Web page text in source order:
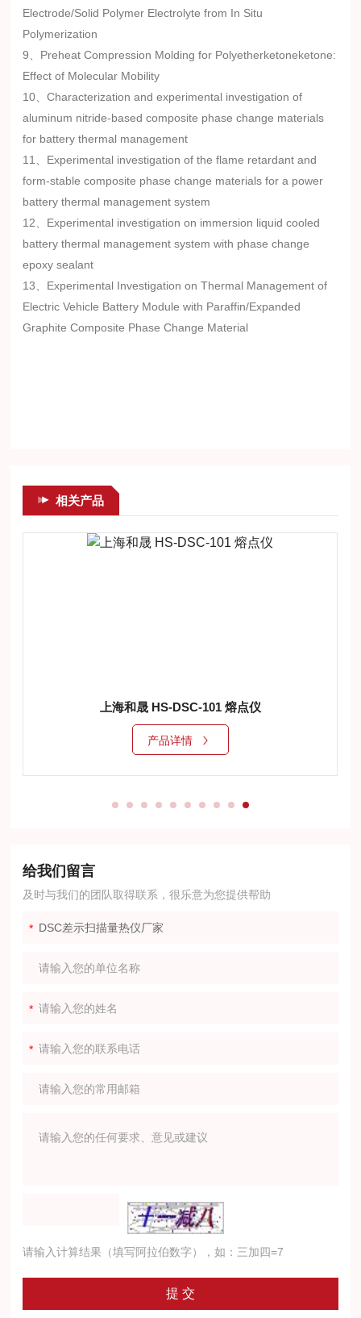
Electrode/Solid Polymer Electrolyte from In Situ
Polymerization
9、Preheat Compression Molding for Polyetherketoneketone:
Effect of Molecular Mobility
10、Characterization and experimental investigation of
aluminum nitride-based composite phase change materials
for battery thermal management
11、Experimental investigation of the flame retardant and
form-stable composite phase change materials for a power
battery thermal management system
12、Experimental investigation on immersion liquid cooled
battery thermal management system with phase change
epoxy sealant
13、Experimental Investigation on Thermal Management of
Electric Vehicle Battery Module with Paraffin/Expanded
Graphite Composite Phase Change Material
相关产品
上海和晟 HS-DSC-101dsc差示扫描量热仪
产品详情
给我们留言
及时与我们的团队取得联系，很乐意为您提供帮助
请输入计算结果（填写阿拉伯数字），如：三加四=7